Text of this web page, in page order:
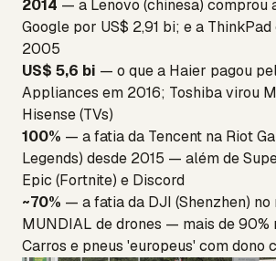
2014 — a Lenovo (chinesa) comprou
Google por US$ 2,91 bi; e a
2005
US$ 5,6 bi — o que a Haier pagou
Appliances em 2016; Toshiba virou
Hisense (TVs)
100% — a fatia da Tencent na Riot
Legends) desde 2015 — além de
Epic (Fortnite) e Discord
~70% — a fatia da DJI (Shenzhen) no
MUNDIAL de drones — mais de 90%
Carros e pneus 'europeus' com dono